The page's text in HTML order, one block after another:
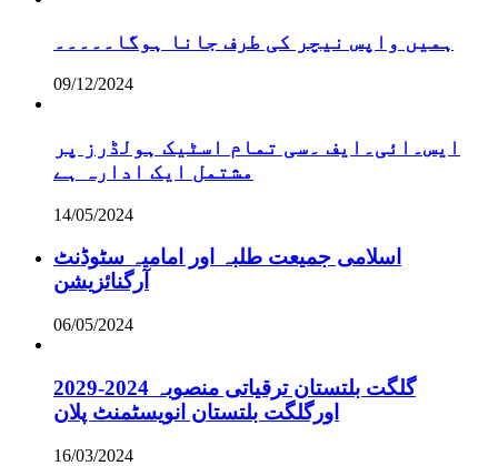
ہمیں واپس نیچر کی طرف جانا ہوگا۔۔۔۔۔
09/12/2024
ایس۔ائی۔ایف ۔سی تمام اسٹیک ہولڈرز پر
مشتمل ایک ادارہ ہے
14/05/2024
اسلامی جمیعت طلبہ اور امامیہ سٹوڈنٹ
آرگنائزیشن
06/05/2024
گلگت بلتستان ترقیاتی منصوبہ 2024-2029
اورگلگت بلتستان انویسٹمنٹ پلان
16/03/2024